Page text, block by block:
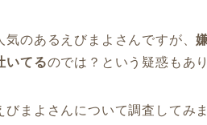
気のあるえびまよさんですが、
いてるのでは？という疑惑もあ
びまよさんについて調査してみ